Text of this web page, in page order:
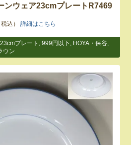
ンウェア23cmプレートR7469
税込）詳細はこちら
23cmプレート ,999円以下 , HOYA・保谷,
ウン